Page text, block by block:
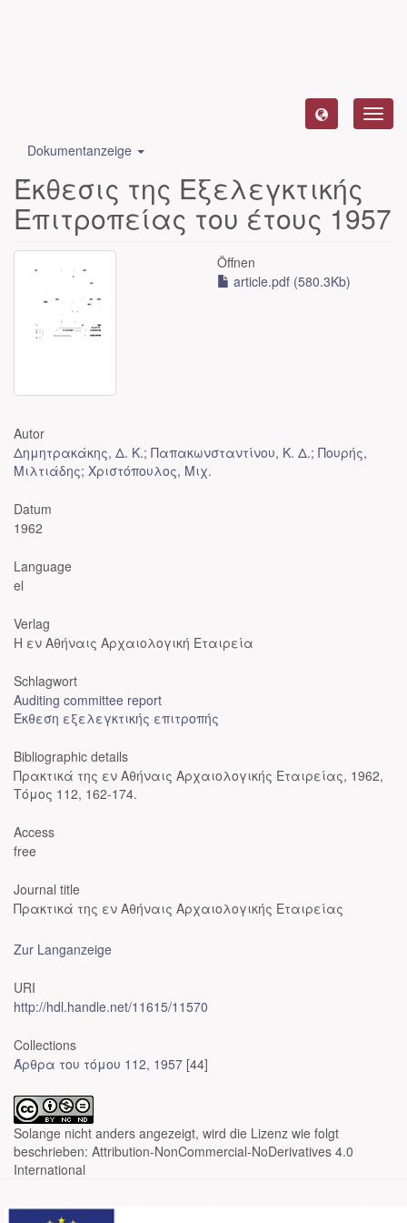
Dokumentanzeige
Έκθεσις της Εξελεγκτικής
Επιτροπείας του έτους 1957
Öffnen
article.pdf (580.3Kb)
Autor
Δημητρακάκης, Δ. Κ.; Παπακωνσταντίνου, Κ. Δ.; Πουρής,
Μιλτιάδης; Χριστόπουλος, Μιχ.
Datum
1962
Language
el
Verlag
Η εν Αθήναις Αρχαιολογική Εταιρεία
Schlagwort
Auditing committee report
Έκθεση εξελεγκτικής επιτροπής
Bibliographic details
Πρακτικά της εν Αθήναις Αρχαιολογικής Εταιρείας, 1962,
Τόμος 112, 162-174.
Access
free
Journal title
Πρακτικά της εν Αθήναις Αρχαιολογικής Εταιρείας
Zur Langanzeige
URI
http://hdl.handle.net/11615/11570
Collections
Άρθρα του τόμου 112, 1957 [44]
Solange nicht anders angezeigt, wird die Lizenz wie folgt
beschrieben: Attribution-NonCommercial-NoDerivatives 4.0
International